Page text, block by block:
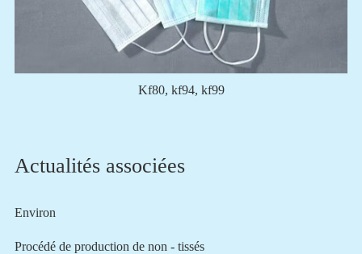
Kf80, kf94, kf99
Actualités associées
Environ
Procédé de production de non - tissés